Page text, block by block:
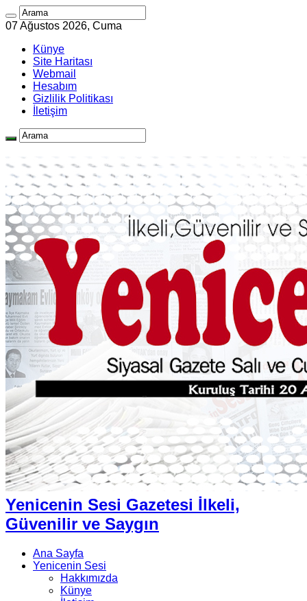
07 Ağustos 2026, Cuma
Künye
Site Haritası
Webmail
Hesabım
Gizlilik Politikası
İletişim
Yenicenin Sesi Gazetesi İlkeli,
Güvenilir ve Saygın
Ana Sayfa
Yenicenin Sesi
Hakkımızda
Künye